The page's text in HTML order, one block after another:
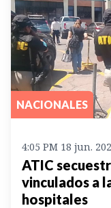
NACIONALES
4:05 PM 18 jun.
ATIC
vinculados a
hospitales